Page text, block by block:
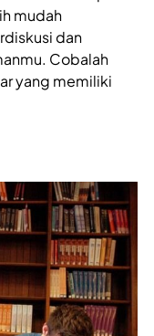
mudah
dan
Cobalah
yang memiliki